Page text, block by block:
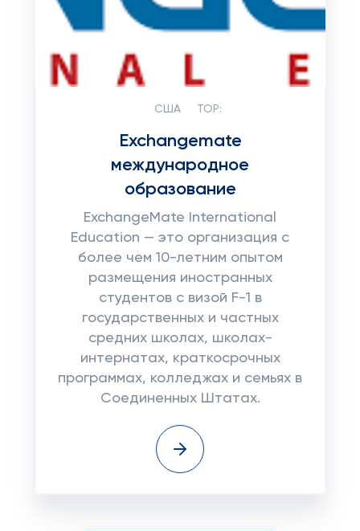
США TOP:
Exchangemate
международное
образование
ExchangeMate International
Education — это организация с
более чем 10-летним опытом
размещения иностранных
студентов с визой F-1 в
государственных и частных
средних школах, школах-
интернатах, краткосрочных
программах, колледжах и семьях в
Соединенных Штатах.